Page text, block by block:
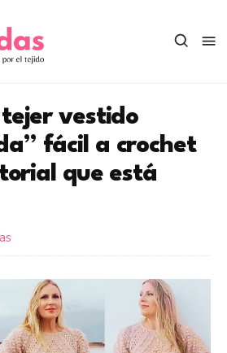
vestido
fácil a crochet
que está